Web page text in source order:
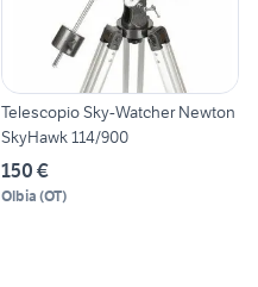
Telescopio Sky-Watcher Newton
SkyHawk 114/900
150 €
Olbia (OT)